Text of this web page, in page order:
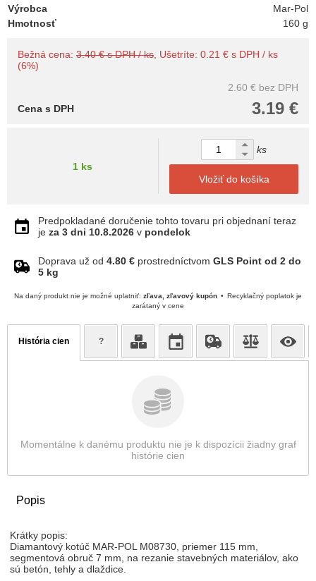
Výrobca
Mar-Pol
Hmotnosť
160 g
Bežná cena: 3.40 € s DPH / ks , Ušetríte: 0.21 € s DPH / ks
(6%)
2.60 € bez DPH
3.19 €
Cena s DPH
1 ks
ks
Vložiť do košíka
Predpokladané doručenie tohto tovaru pri objednaní teraz
je za 3 dni 10.8.2026 v pondelok
Doprava už od 4.80 € prostredníctvom GLS Point od 2 do
5 kg
Na daný produkt nie je možné uplatniť: zľava, zľavový kupón
Recyklačný poplatok je
zarátaný v cene
História cien ?
Momentálne k danému produktu nie je k dispozícii žiadny graf
histórie cien
Popis
Krátky popis:
Diamantový kotúč MAR-POL M08730, priemer 115 mm,
segmentová obruč 7 mm, na rezanie stavebných materiálov, ako
sú betón, tehly a dlaždice.